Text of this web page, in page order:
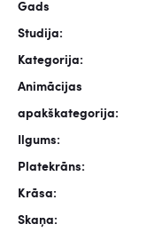
Gads
Studija:
Kategorija:
Animācijas
apakškategorija:
Ilgums:
Platekrāns:
Krāsa:
Skaņa: